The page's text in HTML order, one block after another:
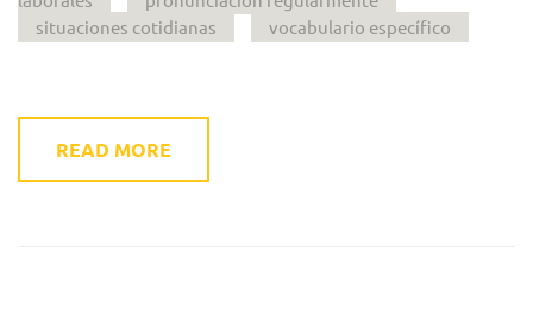
situaciones cotidianas
vocabulario específico
READ MORE